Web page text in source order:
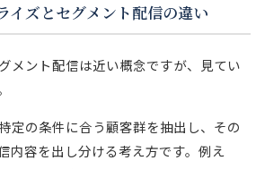
イズとセグメント配信の違い
メント配信は近い概念ですが、見てい
定の条件に合う顧客群を抽出し、その
内容を出し分ける考え方です。例え